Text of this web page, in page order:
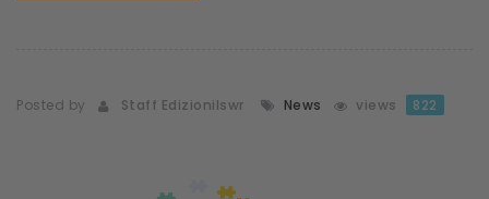
Posted by Staff Edizionilswr News views 822